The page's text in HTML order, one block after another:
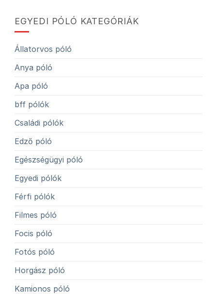
EGYEDI PÓLÓ KATEGÓRIÁK
Állatorvos póló
Anya póló
Apa póló
bff pólók
Családi pólók
Edző póló
Egészségügyi póló
Egyedi pólók
Férfi pólók
Filmes póló
Focis póló
Fotós póló
Horgász póló
Kamionos póló